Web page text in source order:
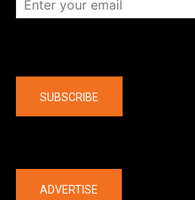
SUBSCRIBE
ADVERTISE